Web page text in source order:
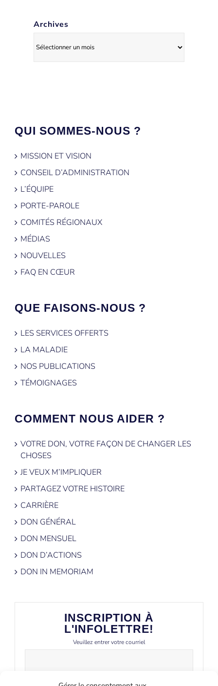
Archives
QUI SOMMES-NOUS ?
MISSION ET VISION
CONSEIL D’ADMINISTRATION
L’ÉQUIPE
PORTE-PAROLE
COMITÉS RÉGIONAUX
MÉDIAS
NOUVELLES
FAQ EN CŒUR
QUE FAISONS-NOUS ?
LES SERVICES OFFERTS
LA MALADIE
NOS PUBLICATIONS
TÉMOIGNAGES
COMMENT NOUS AIDER ?
VOTRE DON, VOTRE FAÇON DE CHANGER LES
CHOSES
JE VEUX M’IMPLIQUER
PARTAGEZ VOTRE HISTOIRE
CARRIÈRE
DON GÉNÉRAL
DON MENSUEL
DON D’ACTIONS
DON IN MEMORIAM
INSCRIPTION À
L'INFOLETTRE!
Veuillez entrer votre courriel